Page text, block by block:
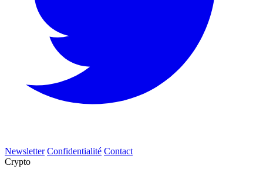
Newsletter Confidentialité Contact
Crypto